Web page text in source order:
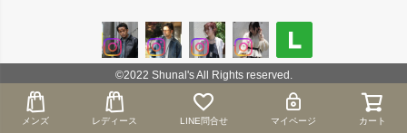
メンズ レディース LINE問合せ マイページ カート
メンズ レディース LINE問合せ マイページ カート
©2022 Shunal's All Rights reserved.